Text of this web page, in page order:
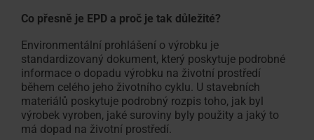
Co přesně je EPD a proč je tak důležité?
Environmentální prohlášení o výrobku je
standardizovaný dokument, který poskytuje podrobné
informace o dopadu výrobku na životní prostředí
během celého jeho životního cyklu. U stavebních
materiálů poskytuje podrobný rozpis toho, jak byl
výrobek vyroben, jaké suroviny byly použity a jaký to
má dopad na životní prostředí.